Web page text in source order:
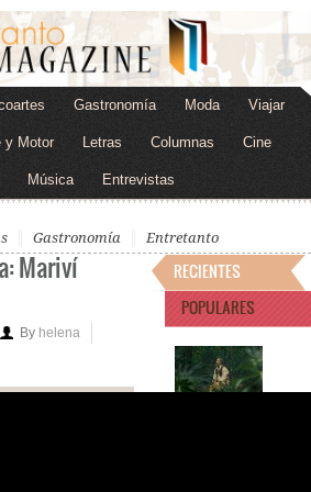
Gastronomía Moda Viajar
y Motor Letras Columnas Cine
Música Entrevistas
Gastronomía Entretanto
Mariví
By helena
RECIENTES
POPULARES